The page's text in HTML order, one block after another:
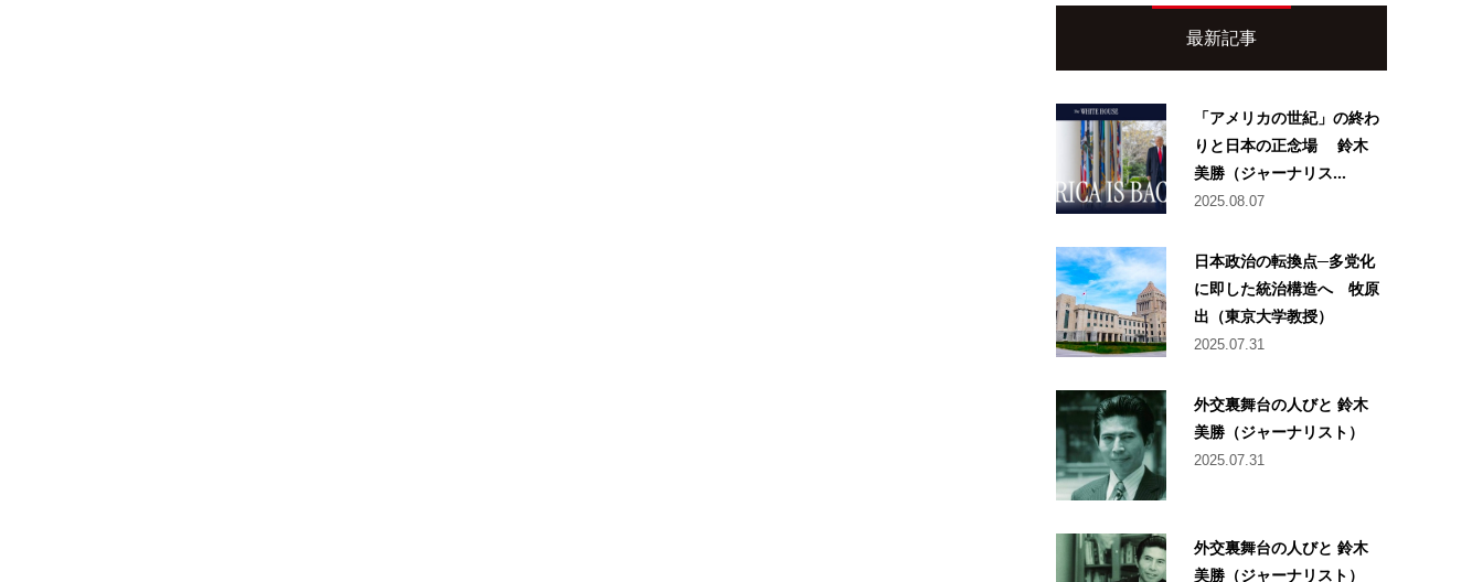
最新記事
「アメリカの世紀」の終わ
りと日本の正念場 鈴木
美勝（ジャーナリス...
2025.08.07
日本政治の転換点─多党化
に即した統治構造へ 牧原
出（東京大学教授）
2025.07.31
外交裏舞台の人びと 鈴木
美勝（ジャーナリスト）
2025.07.31
外交裏舞台の人びと 鈴木
美勝（ジャーナリスト）